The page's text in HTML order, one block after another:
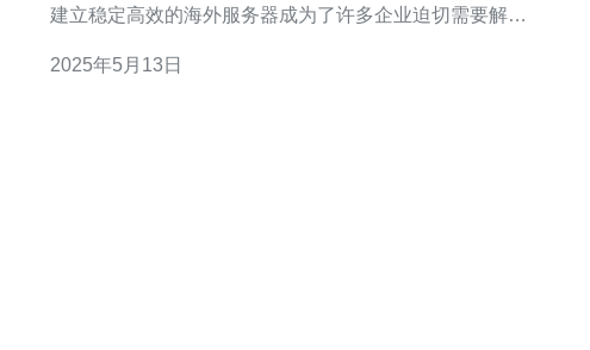
建立稳定高效的海外服务器成为了许多企业迫切需要解决
了香港CN2服务器，为企业提供高速稳定的云计算服务，
2025年5月13日